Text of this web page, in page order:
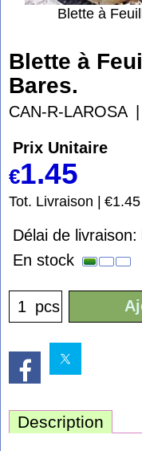
Blette à
Blette à
Bares.
CAN-R-LAROSA
Prix Unitaire
€1.45
Tot. Livraison €1.45
Délai de livraison:
En stock
pcs
Description